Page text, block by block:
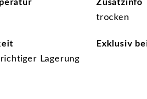
Zusatzinfo
trocken
Lagerung
Exklusiv